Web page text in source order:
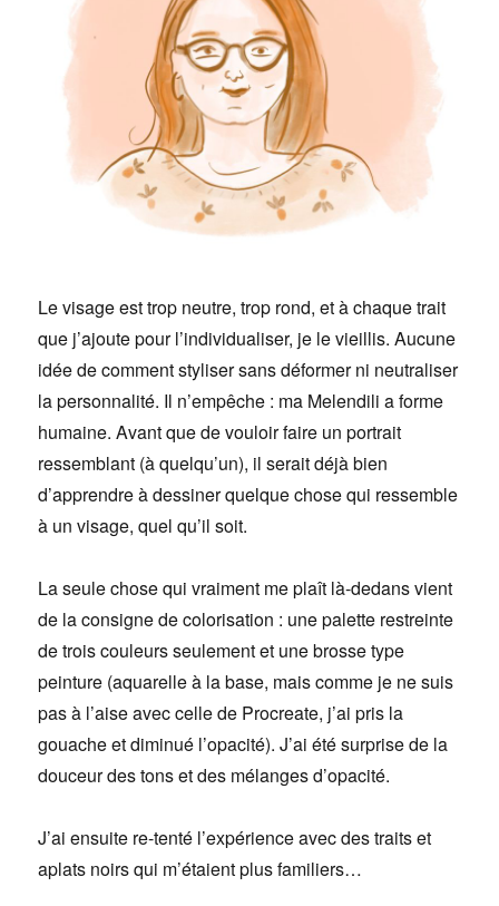
Le visage est trop neutre, trop rond, et à chaque trait
que j’ajoute pour l’individualiser, je le vieillis. Aucune
idée de comment styliser sans déformer ni neutraliser
la personnalité. Il n’empêche : ma Melendili a forme
humaine. Avant que de vouloir faire un portrait
ressemblant (à quelqu’un), il serait déjà bien
d’apprendre à dessiner quelque chose qui ressemble
à un visage, quel qu’il soit.
La seule chose qui vraiment me plaît là-dedans vient
de la consigne de colorisation : une palette restreinte
de trois couleurs seulement et une brosse type
peinture (aquarelle à la base, mais comme je ne suis
pas à l’aise avec celle de Procreate, j’ai pris la
gouache et diminué l’opacité). J’ai été surprise de la
douceur des tons et des mélanges d’opacité.
J’ai ensuite re-tenté l’expérience avec des traits et
aplats noirs qui m’étaient plus familiers…